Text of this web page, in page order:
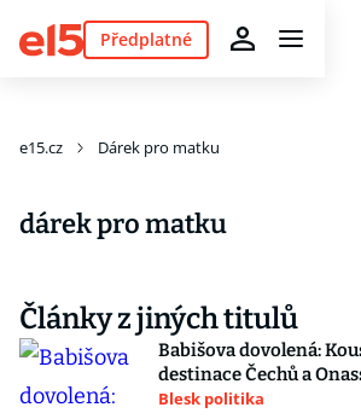
Předplatné
e15.cz Dárek pro matku
dárek pro matku
Články z jiných titulů
Babišova dovolená:
destinace Čechů a
Blesk politika